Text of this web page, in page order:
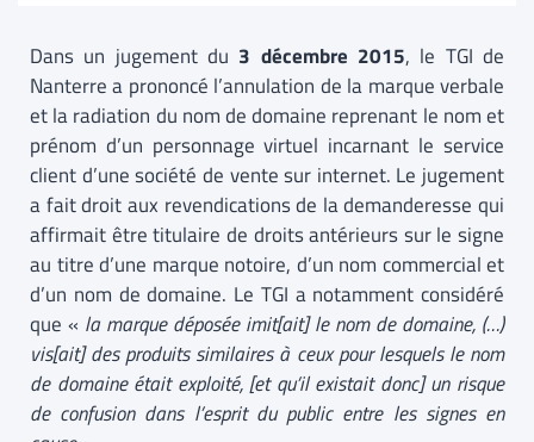
Dans un jugement du 3 décembre 2015, le TGI de
Nanterre a prononcé l’annulation de la marque verbale
et la radiation du nom de domaine reprenant le nom et
prénom d’un personnage virtuel incarnant le service
client d’une société de vente sur internet. Le jugement
a fait droit aux revendications de la demanderesse qui
affirmait être titulaire de droits antérieurs sur le signe
au titre d’une marque notoire, d’un nom commercial et
d’un nom de domaine. Le TGI a notamment considéré
que « la marque déposée imit[ait] le nom de domaine, (…)
vis[ait] des produits similaires à ceux pour lesquels le nom
de domaine était exploité, [et qu’il existait donc] un risque
de confusion dans l’esprit du public entre les signes en